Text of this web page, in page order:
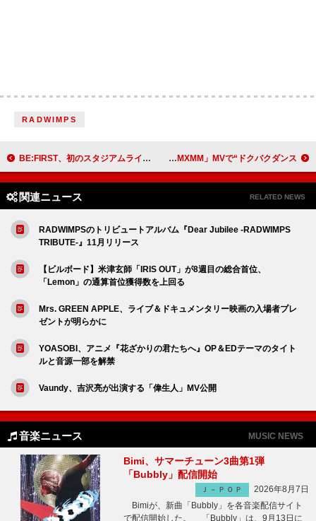
RADWIMPS
BE:FIRST、初のスタジアムライブ【BE:ST】2DAYS開催 aoen、恋心を表現した「MXMM」MVで“ドクバクダンス”
関連ニュース RELATED NEWS
RADWIMPSのトリビュートアルバム『Dear Jubilee -RADWIMPS
TRIBUTE-』11月リリース
【ビルボード】米津玄師「IRIS OUT」が8週目の総合首位、
「Lemon」の通算首位獲得数を上回る
Mrs. GREEN APPLE、ライブ＆ドキュメンタリー映画の入場者プレ
ゼントが明らかに
YOASOBI、アニメ『花ざかりの君たちへ』OP＆EDテーマのタイト
ルと音源一部を解禁
Vaundy、吉沢亮が出演する「偉生人」MV公開
音楽ニュース MUSIC NEWS
Bimi、サマーチューン3曲第1弾
「Bubbly」配信開始
Ｊ－ＰＯＰ
2026年8月7日
Bimiが、新曲「Bubbly」を各音楽配信サイト
で配信開始した。 「Bubbly」は、9月13日に